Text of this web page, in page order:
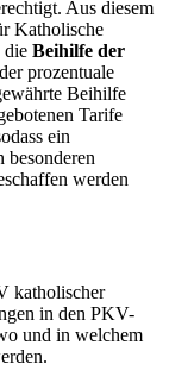
Aus diesem
Katholische
die Beihilfe der
prozentuale
Beihilfe
Tarife
ein
besonderen
werden
katholischer
in den PKV-
und in welchem